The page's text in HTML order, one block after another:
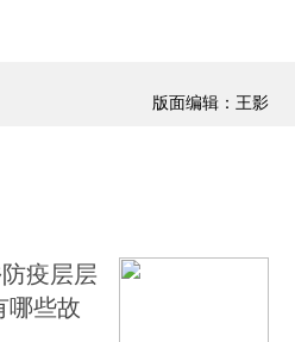
版面编辑：王影
疫层层
哪些故